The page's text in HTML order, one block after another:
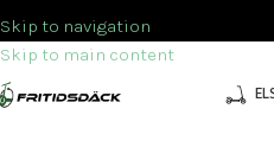
Skip to navigation
Skip to main content